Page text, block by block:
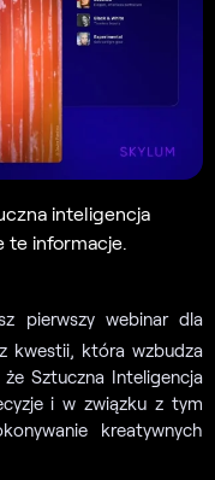
inteligencja
te informacje.
pierwszy webinar dla
kwestii, która wzbudza
Sztuczna Inteligencja
i w związku z tym
kreatywnych